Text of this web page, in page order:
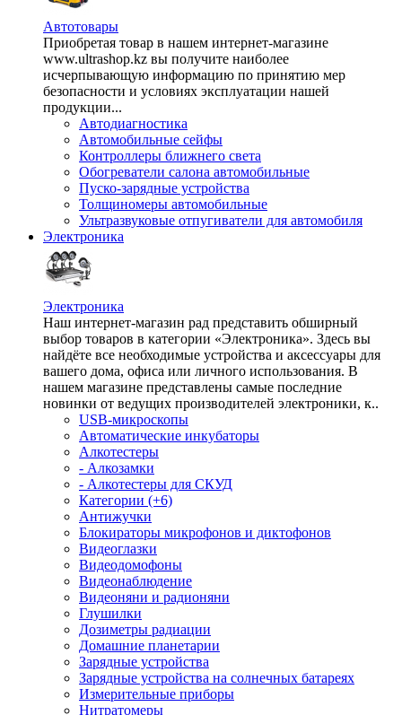
Автотовары
Приобретая товар в нашем интернет-магазине
www.ultrashop.kz вы получите наиболее
исчерпывающую информацию по принятию мер
безопасности и условиях эксплуатации нашей
продукции...
Автодиагностика
Автомобильные сейфы
Контроллеры ближнего света
Обогреватели салона автомобильные
Пуско-зарядные устройства
Толщиномеры автомобильные
Ультразвуковые отпугиватели для автомобиля
Электроника
Электроника
Наш интернет-магазин рад представить обширный
выбор товаров в категории «Электроника». Здесь вы
найдёте все необходимые устройства и аксессуары для
вашего дома, офиса или личного использования. В
нашем магазине представлены самые последние
новинки от ведущих производителей электроники, к..
USB-микроскопы
Автоматические инкубаторы
Алкотестеры
- Алкозамки
- Алкотестеры для СКУД
Категории (+6)
Антижучки
Блокираторы микрофонов и диктофонов
Видеоглазки
Видеодомофоны
Видеонаблюдение
Видеоняни и радионяни
Глушилки
Дозиметры радиации
Домашние планетарии
Зарядные устройства
Зарядные устройства на солнечных батареях
Измерительные приборы
Нитратомеры